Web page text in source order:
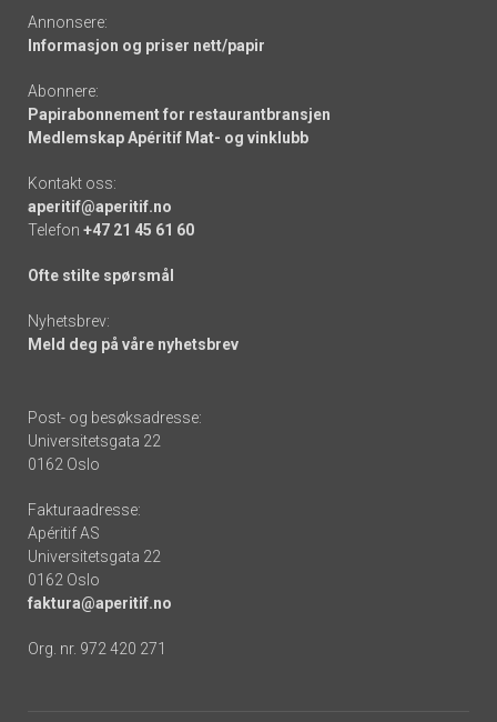
Annonsere:
Informasjon og priser nett/papir
Abonnere:
Papirabonnement for restaurantbransjen
Medlemskap Apéritif Mat- og vinklubb
Kontakt oss:
aperitif@aperitif.no
Telefon +47 21 45 61 60
Ofte stilte spørsmål
Nyhetsbrev:
Meld deg på våre nyhetsbrev
Post- og besøksadresse:
Universitetsgata 22
0162 Oslo
Fakturaadresse:
Apéritif AS
Universitetsgata 22
0162 Oslo
faktura@aperitif.no
Org. nr. 972 420 271